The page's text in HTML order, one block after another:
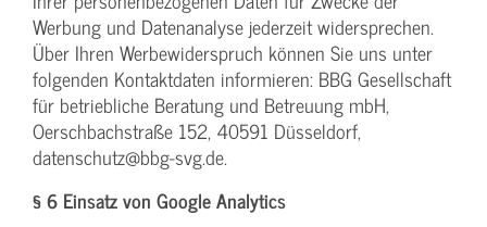
Werbung und Datenanalyse jederzeit widersprechen.
Über Ihren Werbewiderspruch können Sie uns unter
folgenden Kontaktdaten informieren: BBG Gesellschaft
für betriebliche Beratung und Betreuung mbH,
Oerschbachstraße 152, 40591 Düsseldorf,
datenschutz@bbg-svg.de.
§ 6 Einsatz von Google Analytics